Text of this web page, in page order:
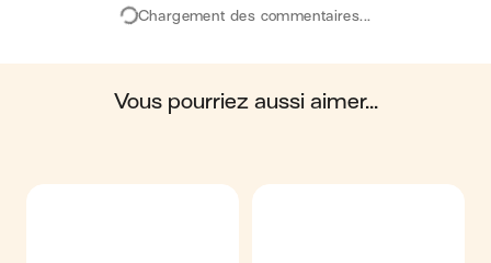
océans, du sol, ainsi que les impacts sur la
du cycle de vie du produit.
Scores calculés par
Chargement des commentaires...
vous pourriez aussi aimer...